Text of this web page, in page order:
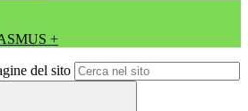
+
del sito